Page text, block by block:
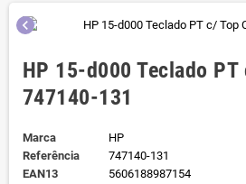
chevron_left
HP 15-d000 Teclado PT
747140-131
Marca
HP
Referência
747140-131
EAN13
5606188987154